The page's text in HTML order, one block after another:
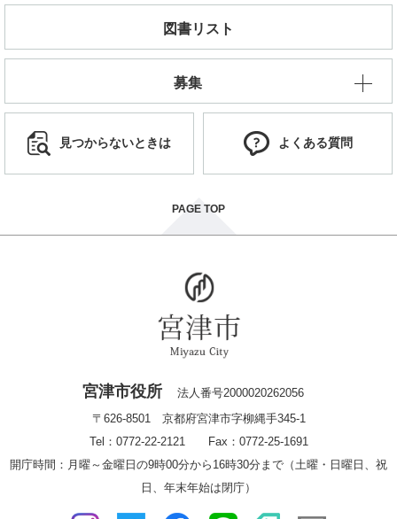
図書リスト
募集
見つからないときは よくある質問
PAGE TOP
宮津市役所
法人番号2000020262056
〒626-8501 京都府宮津市字柳縄手345-1
Tel：0772-22-2121 Fax：0772-25-1691
開庁時間：月曜～金曜日の9時00分から16時30分まで（土曜・日曜日、祝
日、年末年始は閉庁）